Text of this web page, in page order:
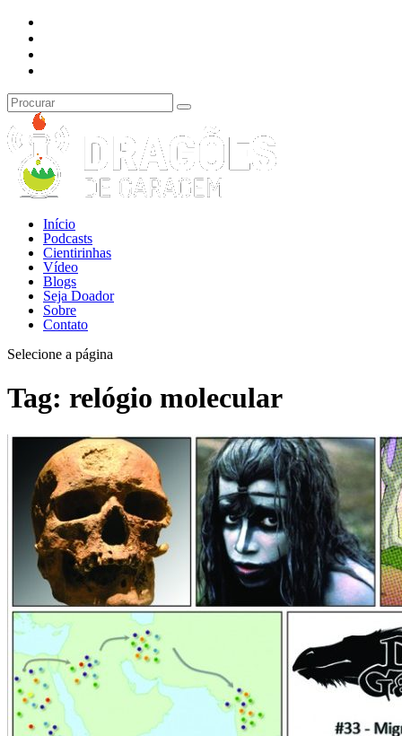
Início
Podcasts
Cientirinhas
Vídeo
Blogs
Seja Doador
Sobre
Contato
Selecione a página
Tag: relógio molecular